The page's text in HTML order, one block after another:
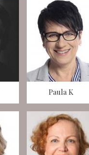
Paula K